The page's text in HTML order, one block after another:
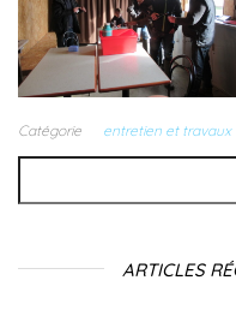
Catégorie entretien et travaux
ARTICLES